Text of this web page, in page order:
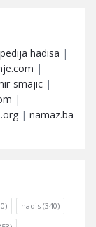
hadisa |
|
smajic |
|
| namaz.ba
hadis (340)